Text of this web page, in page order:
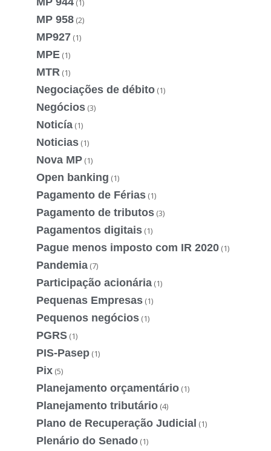
(1)
MP 958 (2)
MP927 (1)
MPE (1)
MTR (1)
Negociações de débito (1)
Negócios (3)
Noticía (1)
Noticias (1)
Nova MP (1)
Open banking (1)
Pagamento de Férias (1)
Pagamento de tributos (3)
Pagamentos digitais (1)
Pague menos imposto com IR 2020 (1)
Pandemia (7)
Participação acionária (1)
Pequenas Empresas (1)
Pequenos negócios (1)
PGRS (1)
PIS-Pasep (1)
Pix (5)
Planejamento orçamentário (1)
Planejamento tributário (4)
Plano de Recuperação Judicial (1)
Plenário do Senado (1)